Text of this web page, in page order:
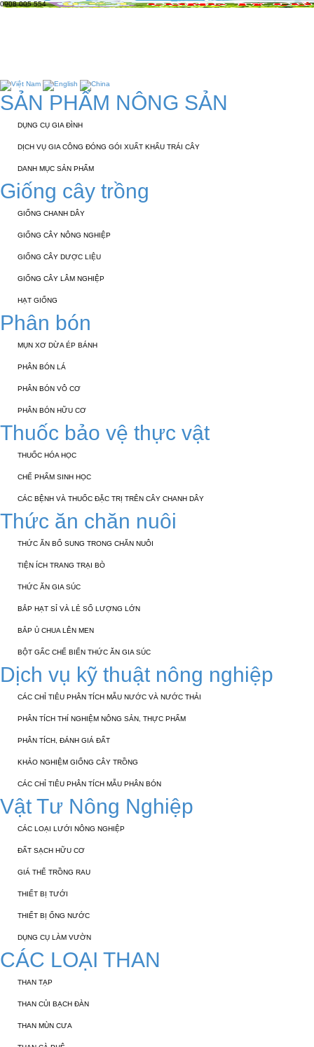
0908 005 554
SẢN PHẨM NÔNG SẢN
DỤNG CỤ GIA ĐÌNH
DỊCH VỤ GIA CÔNG ĐÓNG GÓI XUẤT KHẨU TRÁI CÂY
DANH MỤC SẢN PHẨM
Giống cây trồng
GIỐNG CHANH DÂY
GIỐNG CÂY NÔNG NGHIỆP
GIỐNG CÂY DƯỢC LIỆU
GIỐNG CÂY LÂM NGHIỆP
HẠT GIỐNG
Phân bón
MỤN XƠ DỪA ÉP BÁNH
PHÂN BÓN LÁ
PHÂN BÓN VÔ CƠ
PHÂN BÓN HỮU CƠ
Thuốc bảo vệ thực vật
THUỐC HÓA HỌC
CHẾ PHẨM SINH HỌC
CÁC BỆNH VÀ THUỐC ĐẶC TRỊ TRÊN CÂY CHANH DÂY
Thức ăn chăn nuôi
THỨC ĂN BỔ SUNG TRONG CHĂN NUÔI
TIỆN ÍCH TRANG TRẠI BÒ
THỨC ĂN GIA SÚC
BẮP HẠT SỈ VÀ LẺ SỐ LƯỢNG LỚN
BẮP Ủ CHUA LÊN MEN
BỘT GẤC CHẾ BIẾN THỨC ĂN GIA SÚC
Dịch vụ kỹ thuật nông nghiệp
CÁC CHỈ TIÊU PHÂN TÍCH MẪU NƯỚC VÀ NƯỚC THẢI
PHÂN TÍCH THÍ NGHIỆM NÔNG SẢN, THỰC PHẨM
PHÂN TÍCH, ĐÁNH GIÁ ĐẤT
KHẢO NGHIỆM GIỐNG CÂY TRỒNG
CÁC CHỈ TIÊU PHÂN TÍCH MẪU PHÂN BÓN
Vật Tư Nông Nghiệp
CÁC LOẠI LƯỚI NÔNG NGHIỆP
ĐẤT SẠCH HỮU CƠ
GIÁ THỂ TRỒNG RAU
THIẾT BỊ TƯỚI
THIẾT BỊ ỐNG NƯỚC
DỤNG CỤ LÀM VƯỜN
CÁC LOẠI THAN
THAN TẠP
THAN CỦI BẠCH ĐÀN
THAN MÙN CƯA